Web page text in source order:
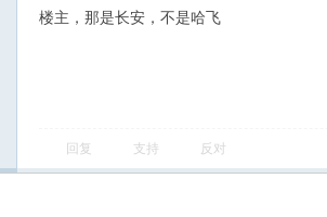
楼主，那是长安，不是哈飞
回复 支持 反对